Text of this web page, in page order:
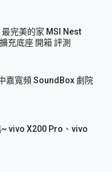
完美的家 MSI Nest
充底座 開箱 評測
嘉寬頻 SoundBox 劇院
vivo X200 Pro、vivo